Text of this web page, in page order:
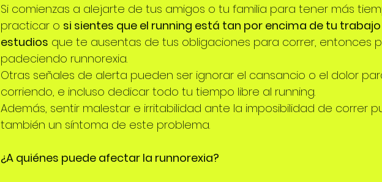
Si comienzas a alejarte de tus amigos o tu familia para tener más
practicar o si sientes que el running está tan por encima de tu
estudios que te ausentas de tus obligaciones para correr, entonces
padeciendo runnorexia.
Otras señales de alerta pueden ser ignorar el cansancio o el dolor
corriendo, e incluso dedicar todo tu tiempo libre al running.
Además, sentir malestar e irritabilidad ante la imposibilidad de correr
también un síntoma de este problema.
¿A quiénes puede afectar la runnorexia?